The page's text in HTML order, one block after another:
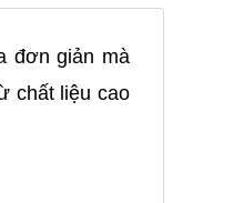
đơn giản mà
chất liệu cao